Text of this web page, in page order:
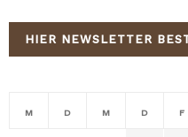
HIER NEWSLETTER
M D M D F